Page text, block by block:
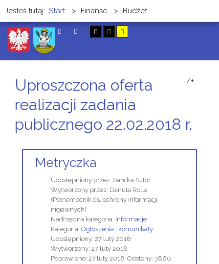
Jesteś tutaj: Start > Finanse > Budżet
Uproszczona oferta
realizacji zadania
publicznego 22.02.2018 r.
-/+
Metryczka
Udostępniony przez: Sandra Sztor
Wytworzony przez: Danuta Rolla
(Pełnomocnik ds. ochrony informacji
niejawnych)
Nadrzędna kategoria: Informacje
Kategoria: Ogłoszenia i komunikaty
Udostępniony: 27 luty 2018
Wytworzony: 27 luty 2018
Poprawiono: 27 luty 2018 Odsłony: 3860